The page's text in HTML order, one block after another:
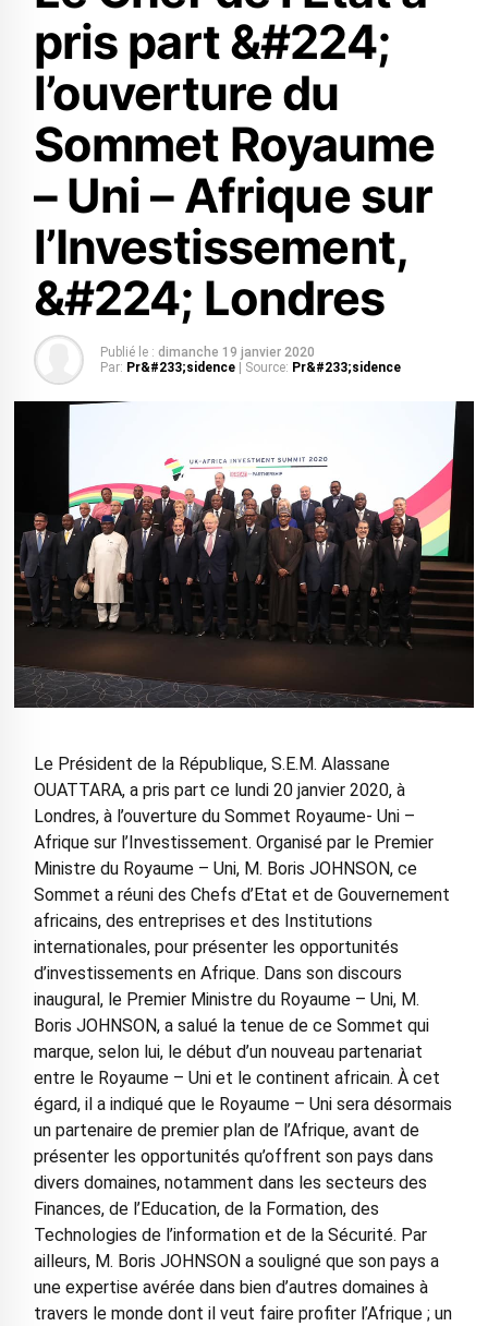
pris part &#224;
l’ouverture du
Sommet Royaume
– Uni – Afrique sur
l’Investissement,
&#224; Londres
Publié le : dimanche 19 janvier 2020
Par: Pr&#233;sidence | Source: Pr&#233;sidence
Le Président de la République, S.E.M. Alassane
OUATTARA, a pris part ce lundi 20 janvier 2020, à
Londres, à l’ouverture du Sommet Royaume- Uni –
Afrique sur l’Investissement. Organisé par le Premier
Ministre du Royaume – Uni, M. Boris JOHNSON, ce
Sommet a réuni des Chefs d’Etat et de Gouvernement
africains, des entreprises et des Institutions
internationales, pour présenter les opportunités
d’investissements en Afrique. Dans son discours
inaugural, le Premier Ministre du Royaume – Uni, M.
Boris JOHNSON, a salué la tenue de ce Sommet qui
marque, selon lui, le début d’un nouveau partenariat
entre le Royaume – Uni et le continent africain. À cet
égard, il a indiqué que le Royaume – Uni sera désormais
un partenaire de premier plan de l’Afrique, avant de
présenter les opportunités qu’offrent son pays dans
divers domaines, notamment dans les secteurs des
Finances, de l’Education, de la Formation, des
Technologies de l’information et de la Sécurité. Par
ailleurs, M. Boris JOHNSON a souligné que son pays a
une expertise avérée dans bien d’autres domaines à
travers le monde dont il veut faire profiter l’Afrique ; un